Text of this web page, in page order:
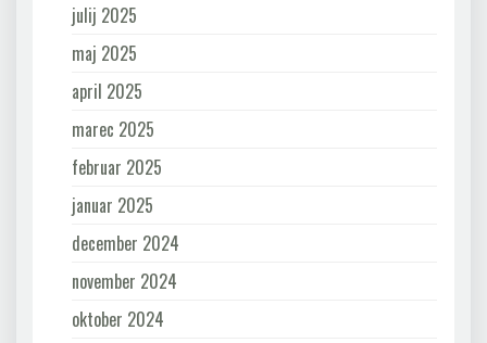
julij 2025
maj 2025
april 2025
marec 2025
februar 2025
januar 2025
december 2024
november 2024
oktober 2024